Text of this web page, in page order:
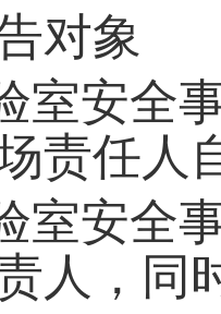
对象
室安全
责任人
室安全
人，同